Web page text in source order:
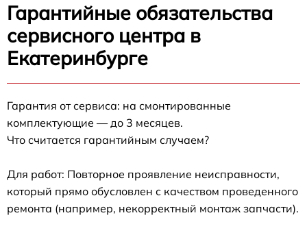
Гарантийные обязательства
сервисного центра в
Екатеринбурге
Гарантия от сервиса: на смонтированные
комплектующие — до 3 месяцев.
Что считается гарантийным случаем?
Для работ: Повторное проявление неисправности,
который прямо обусловлен с качеством проведенного
ремонта (например, некорректный монтаж запчасти).